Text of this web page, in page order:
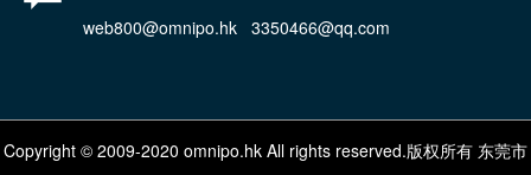
web800@omnipo.hk 3350466@qq.com
Copyright © 2009-2020 omnipo.hk All rights reserved.版权所有 东莞市